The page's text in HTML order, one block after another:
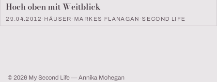
Hoch oben mit Weitblick
29.04.2012 HÄUSER MARKES FLANAGAN ·SECOND LIFE
© 2026 My Second Life — Annika Mohegan